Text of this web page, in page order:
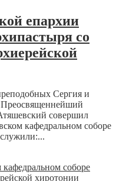
епархии
со
Сергия и
Преосвященнейший
совершил
кафедральном соборе